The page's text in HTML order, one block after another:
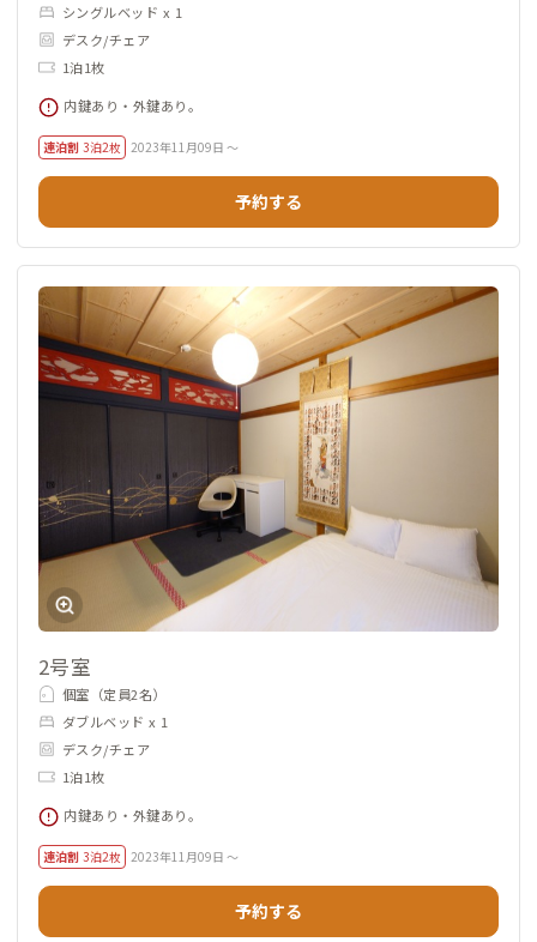
シングルベッド x 1
デスク/チェア
1泊1枚
内鍵あり・外鍵あり。
連泊割 3泊2枚 2023年11月09日 ～
予約する
2号室
個室（定員2名）
ダブルベッド x 1
デスク/チェア
1泊1枚
内鍵あり・外鍵あり。
連泊割 3泊2枚 2023年11月09日 ～
予約する